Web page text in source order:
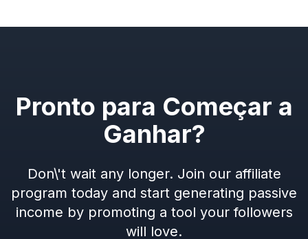
Pronto para Começar a
Ganhar?
Don\'t wait any longer. Join our affiliate
program today and start generating passive
income by promoting a tool your followers
will love.